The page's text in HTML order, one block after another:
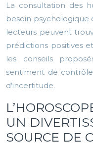
La consultation des
besoin psychologique
lecteurs peuvent
prédictions positives
les conseils
sentiment de
d’incertitude.
UN
SOURCE DE